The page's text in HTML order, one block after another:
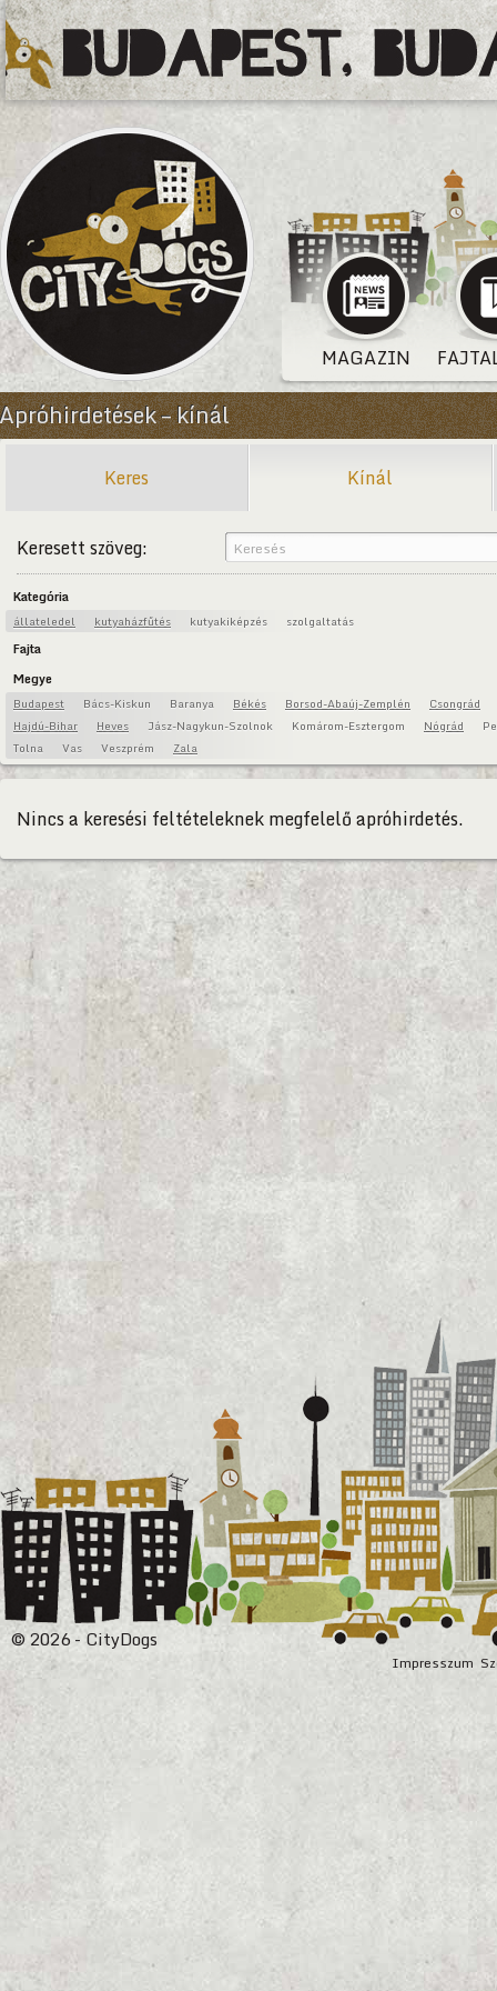
MAGAZIN
Apróhirdetések – kínál
Keres Kínál
Keresett szöveg:
Kategória
állateledel kutyaházfűtés kutyakiképzés szolgaltatás
Fajta
Megye
Budapest Bács-Kiskun Baranya Békés Borsod-Abaúj-Zemplén
Csongrád
Hajdú-Bihar
Heves Jász-Nagykun-Szolnok Komárom-Esztergom Nógrád
Tolna
Vas Veszprém Zala
Nincs a keresési feltételeknek megfelelő apróhirdetés.
Impresszum
© 2026 - CityDogs